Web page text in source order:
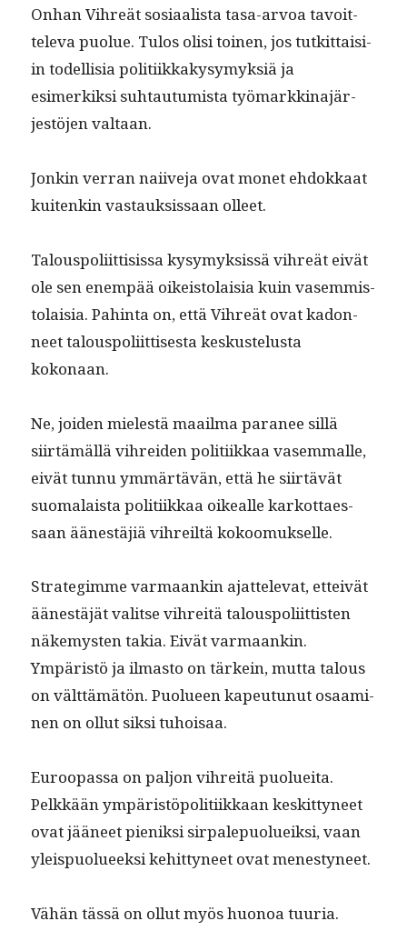
Onhan Vihreät sosi­aal­ista tasa-arvoa tavoit­
tel­e­va puolue. Tulos olisi toinen, jos tutkit­taisi­
in todel­lisia poli­ti­ikkakysymyk­siä ja
esimerkik­si suh­tau­tu­mista työ­markki­na­jär­
jestö­jen valtaan.
Jonkin ver­ran nai­ive­ja ovat mon­et ehdokkaat
kuitenkin vas­tauk­sis­saan olleet.
Talous­poli­it­ti­sis­sa kysymyk­sis­sä vihreät eivät
ole sen enem­pää oikeis­to­laisia kuin vasem­mis­
to­laisia. Pahin­ta on, että Vihreät ovat kadon­
neet talous­poli­it­tis­es­ta keskustelus­ta
kokonaan.
Ne, joiden mielestä maail­ma para­nee sil­lä
siirtämäl­lä vihrei­den poli­ti­ikkaa vasem­malle,
eivät tun­nu ymmärtävän, että he siirtävät
suo­ma­laista poli­ti­ikkaa oikealle karkot­taes­
saan äänestäjiä vihreiltä kokoomukselle.
Strate­gimme var­maankin ajat­tel­e­vat, etteivät
äänestäjät val­itse vihre­itä talous­poli­it­tis­ten
näke­mys­ten takia. Eivät var­maankin.
Ympäristö ja ilmas­to on tärkein, mut­ta talous
on vält­tämätön. Puolueen kapeu­tunut osaami­
nen on ollut sik­si tuhoisaa.
Euroopas­sa on paljon vihre­itä puoluei­ta.
Pelkkään ympäristöpoli­ti­ikkaan keskit­tyneet
ovat jääneet pieniksi sir­palepuolueik­si, vaan
yleis­puolueek­si kehit­tyneet ovat menestyneet.
Vähän tässä on ollut myös huonoa tuuria.